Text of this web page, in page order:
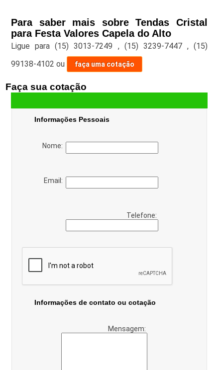
Para saber mais sobre Tendas Cristal
para Festa Valores Capela do Alto
Ligue para(15) 3013-7249 , (15) 3239-7447 ,(15)
99138-4102 ou faça uma cotação
Faça sua cotação
Informações Pessoais
Nome:
Email:
Telefone:
Informações de contato ou cotação
Mensagem: